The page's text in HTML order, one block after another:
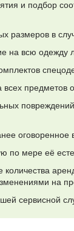
и подбор
размеров в
на всю одежду
всех предметов
оговоренное
по мере её
количества
на
сервисной